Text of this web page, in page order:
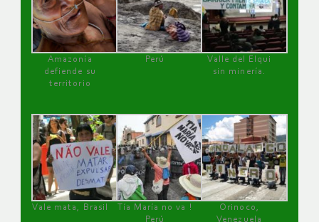
Amazonía
defiende su
territorio
Perú
Valle del Elqui
sin minería.
Vale mata, Brasil
Tía María no va !
Perú
Orinoco,
Venezuela